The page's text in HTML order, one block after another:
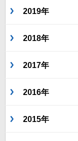
2019年
2018年
2017年
2016年
2015年